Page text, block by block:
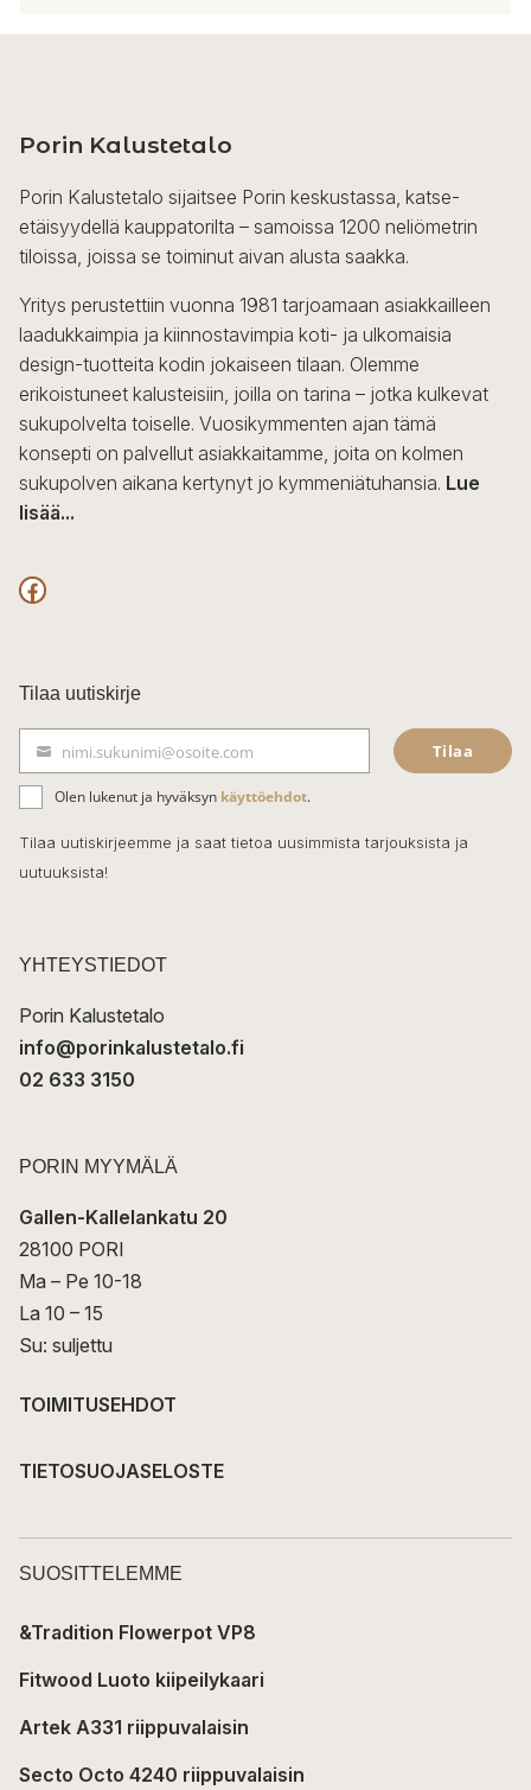
muunnelma.
tehdä
valinnat
tuotteen
sivulla.
Porin Kalustetalo
Porin Kalustetalo sijaitsee Porin keskustassa, katse-
etäisyydellä kauppatorilta – samoissa 1200 neliömetrin
tiloissa, joissa se toiminut aivan alusta saakka.
Yritys perustettiin vuonna 1981 tarjoamaan asiakkailleen
laadukkaimpia ja kiinnostavimpia koti- ja ulkomaisia
design-tuotteita kodin jokaiseen tilaan. Olemme
erikoistuneet kalusteisiin, joilla on tarina – jotka kulkevat
sukupolvelta toiselle. Vuosikymmenten ajan tämä
konsepti on palvellut asiakkaitamme, joita on kolmen
sukupolven aikana kertynyt jo kymmeniätuhansia. Lue
lisää...
F
c
e
b
o
o
k
Tilaa uutiskirje
ä
h
k
p
t
nimi.sukunimi@osoite.com Tilaa
Olen lukenut ja hyväksyn käyttöehdot.
Tilaa uutiskirjeemme ja saat tietoa uusimmista tarjouksista ja
uutuuksista!
YHTEYSTIEDOT
Porin Kalustetalo
info@porinkalustetalo.fi
02 633 3150
PORIN MYYMÄLÄ
Gallen-Kallelankatu 20
28100 PORI
Ma – Pe 10-18
La 10 – 15
Su: suljettu
TOIMITUSEHDOT
TIETOSUOJASELOSTE
SUOSITTELEMME
&Tradition Flowerpot VP8
Fitwood Luoto kiipeilykaari
Artek A331 riippuvalaisin
Secto Octo 4240 riippuvalaisin